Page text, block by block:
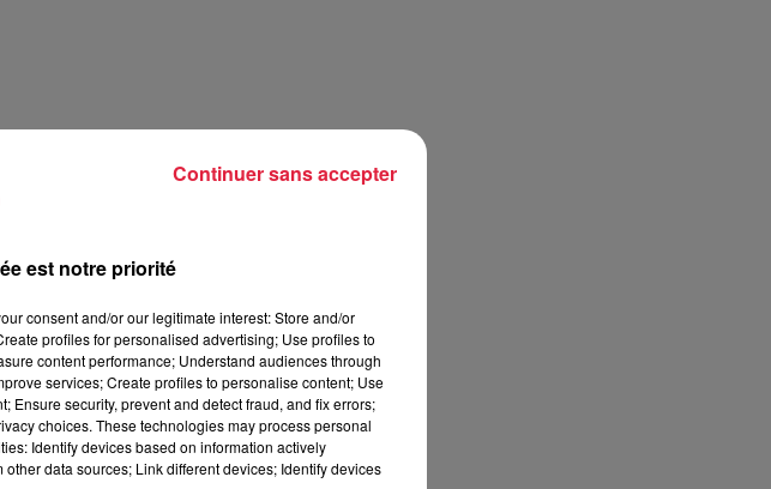
est notre priorité
consent and/or our legitimate interest: Store and/or
profiles for personalised advertising; Use profiles to
content performance; Understand audiences through
services; Create profiles to personalise content; Use
Ensure security, prevent and detect fraud, and fix errors;
choices. These technologies may process personal
Identify devices based on information actively
data sources; Link different devices; Identify devices
Continuer sans accepter